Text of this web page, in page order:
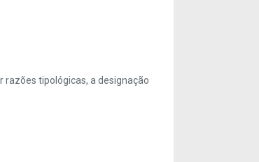
tipológicas, a designação